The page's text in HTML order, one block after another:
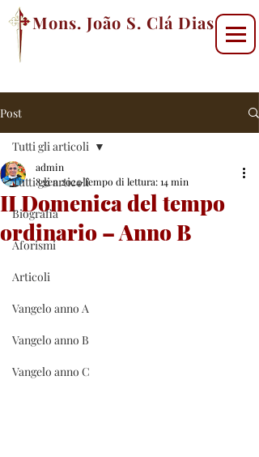
Mons. João S. Clá Dias
Post
Tutti gli articoli
Biografia
Aforismi
Articoli
Vangelo anno A
Vangelo anno B
Vangelo anno C
Tutti gli articoli
II Domenica del tempo
ordinario – Anno B
admin
8 gen 2024Tempo di lettura: 14 min